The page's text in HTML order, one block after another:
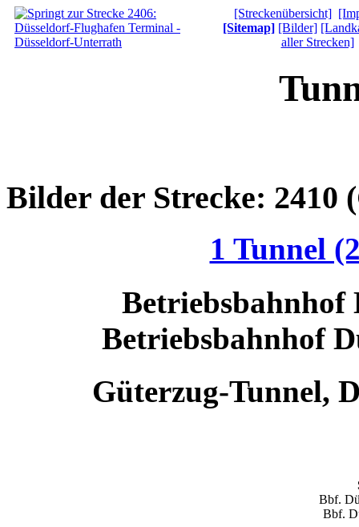
[Streckenübersicht]
[Sitemap] [Bilder]
aller Strecken]
Bilder der Strecke: 2410
1 Tunnel
Betriebsbahnhof
Betriebsbahnhof
Güterzug-Tunnel,
Bbf.
Bbf.